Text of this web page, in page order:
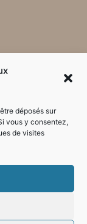
déposés sur
vous y consentez,
de visites